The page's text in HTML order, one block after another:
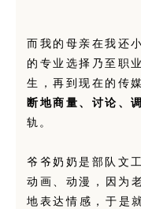
而我的母亲在我还
的专业选择乃至职
生，再到现在的传
断地商量、讨论、
轨。
爷爷奶奶是部队文
动画、动漫，因为
地表达情感，于是